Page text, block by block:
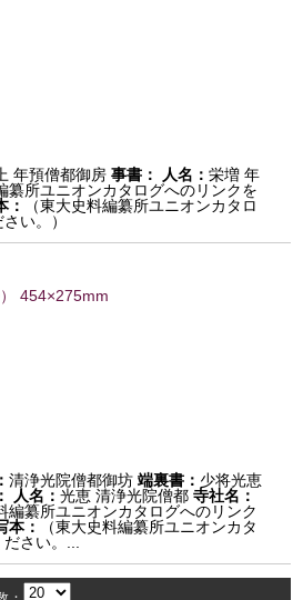
年預僧都御房 事書： 人名：栄増 年
纂所ユニオンカタログへのリンクを
：
（東大史料編纂所ユニオンカタロ
い。）
） 454×275mm
清浄光院僧都御坊 端裏書： 少将光恵
人名：光恵 清浄光院僧都 寺社名：
編纂所ユニオンカタログへのリンク
本：
（東大史料編纂所ユニオンカタ
さい。...